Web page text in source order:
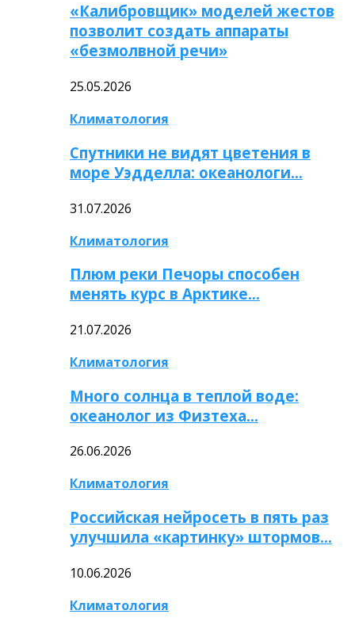
«Калибровщик» моделей жестов
позволит создать аппараты
«безмолвной речи»
25.05.2026
Климатология
Спутники не видят цветения в
море Уэдделла: океанологи…
31.07.2026
Климатология
Плюм реки Печоры способен
менять курс в Арктике…
21.07.2026
Климатология
Много солнца в теплой воде:
океанолог из Физтеха…
26.06.2026
Климатология
Российская нейросеть в пять раз
улучшила «картинку» штормов…
10.06.2026
Климатология